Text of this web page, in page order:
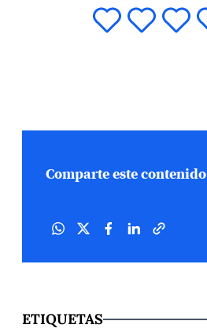
Comparte este contenido
ETIQUETAS